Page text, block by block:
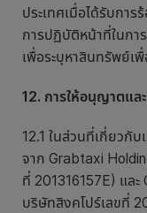
ประเทศเมื่อได้รับกา
การปฏิบัติหน้าที่ในกา
เพื่อระบุหาสินทรัพย์เ
12. การให้อนุญาตแล
12.1 ในส่วนที่เกี่ยวกั
จาก Grabtaxi
ที่ 201316157E) แล
บริษัทสิงคโปร์เลขที่